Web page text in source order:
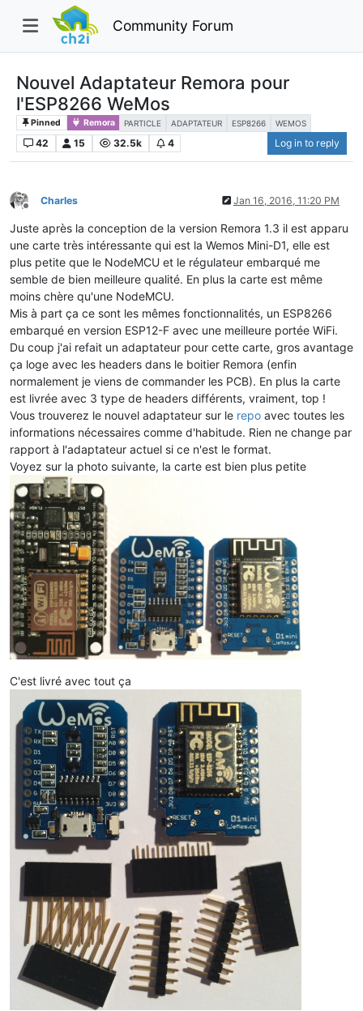
Community Forum
Nouvel Adaptateur Remora pour
l'ESP8266 WeMos
Pinned Remora PARTICLE ADAPTATEUR ESP8266 WEMOS
42 15 32.5k 4 Log in to reply
Offline
Charles Jan 16, 2016, 11:20 PM
Juste après la conception de la version Remora 1.3 il est apparu
une carte très intéressante qui est la Wemos Mini-D1, elle est
plus petite que le NodeMCU et le régulateur embarqué me
semble de bien meilleure qualité. En plus la carte est même
moins chère qu'une NodeMCU.
Mis à part ça ce sont les mêmes fonctionnalités, un ESP8266
embarqué en version ESP12-F avec une meilleure portée WiFi.
Du coup j'ai refait un adaptateur pour cette carte, gros avantage
ça loge avec les headers dans le boitier Remora (enfin
normalement je viens de commander les PCB). En plus la carte
est livrée avec 3 type de headers différents, vraiment, top !
Vous trouverez le nouvel adaptateur sur le repo avec toutes les
informations nécessaires comme d'habitude. Rien ne change par
rapport à l'adaptateur actuel si ce n'est le format.
Voyez sur la photo suivante, la carte est bien plus petite
C'est livré avec tout ça